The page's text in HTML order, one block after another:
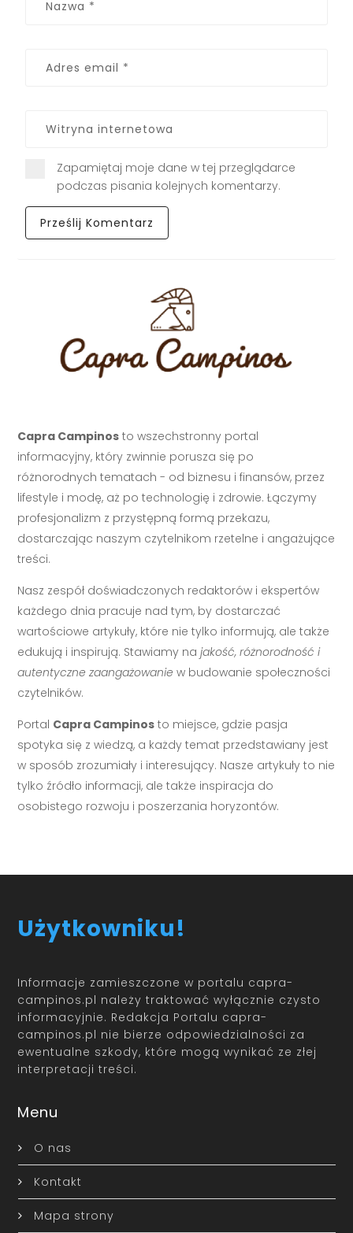
Zapamiętaj moje dane w tej przeglądarce
podczas pisania kolejnych komentarzy.
Capra Campinos to wszechstronny portal
informacyjny, który zwinnie porusza się po
różnorodnych tematach - od biznesu i finansów, przez
lifestyle i modę, aż po technologię i zdrowie. Łączymy
profesjonalizm z przystępną formą przekazu,
dostarczając naszym czytelnikom rzetelne i angażujące
treści.
Nasz zespół doświadczonych redaktorów i ekspertów
każdego dnia pracuje nad tym, by dostarczać
wartościowe artykuły, które nie tylko informują, ale także
edukują i inspirują. Stawiamy najakość, różnorodność i
autentyczne zaangażowanie w budowanie społeczności
czytelników.
Portal Capra Campinos to miejsce, gdzie pasja
spotyka się z wiedzą, a każdy temat przedstawiany jest
w sposób zrozumiały i interesujący. Nasze artykuły to nie
tylko źródło informacji, ale także inspiracja do
osobistego rozwoju i poszerzania horyzontów.
Użytkowniku!
Informacje zamieszczone w portalu capra-
campinos.pl należy traktować wyłącznie czysto
informacyjnie. Redakcja Portalu capra-
campinos.pl nie bierze odpowiedzialności za
ewentualne szkody, które mogą wynikać ze złej
interpretacji treści.
Menu
O nas
Kontakt
Mapa strony